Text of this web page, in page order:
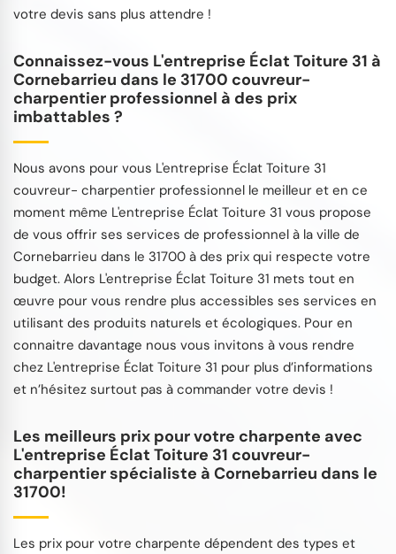
votre devis sans plus attendre !
Connaissez-vous L'entreprise Éclat Toiture 31 à
Cornebarrieu dans le 31700 couvreur-
charpentier professionnel à des prix
imbattables ?
Nous avons pour vous L'entreprise Éclat Toiture 31
couvreur- charpentier professionnel le meilleur et en ce
moment même L'entreprise Éclat Toiture 31 vous propose
de vous offrir ses services de professionnel à la ville de
Cornebarrieu dans le 31700 à des prix qui respecte votre
budget. Alors L'entreprise Éclat Toiture 31 mets tout en
œuvre pour vous rendre plus accessibles ses services en
utilisant des produits naturels et écologiques. Pour en
connaitre davantage nous vous invitons à vous rendre
chez L'entreprise Éclat Toiture 31 pour plus d’informations
et n’hésitez surtout pas à commander votre devis !
Les meilleurs prix pour votre charpente avec
L'entreprise Éclat Toiture 31 couvreur-
charpentier spécialiste à Cornebarrieu dans le
31700!
Les prix pour votre charpente dépendent des types et